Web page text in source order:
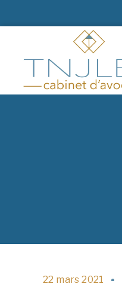
22 mars 2021